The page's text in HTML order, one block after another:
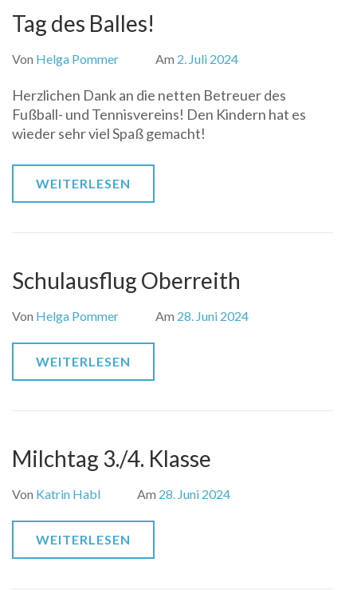
Tag des Balles!
Von Helga Pommer Am 2. Juli 2024
Herzlichen Dank an die netten Betreuer des
Fußball- und Tennisvereins! Den Kindern hat es
wieder sehr viel Spaß gemacht!
WEITERLESEN
Schulausflug Oberreith
Von Helga Pommer Am 28. Juni 2024
WEITERLESEN
Milchtag 3./4. Klasse
Von Katrin Habl Am 28. Juni 2024
WEITERLESEN